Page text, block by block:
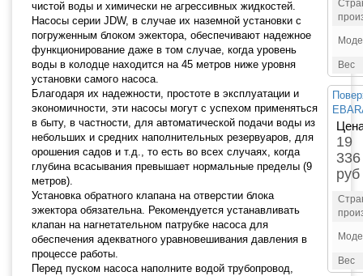
чистой воды и химически не агрессивных жидкостей.
Насосы серии JDW, в случае их наземной установки с
погруженным блоком эжектора, обеспечивают надежное
функционирование даже в том случае, когда уровень
воды в колодце находится на 45 метров ниже уровня
установки самого насоса.
Благодаря их надежности, простоте в эксплуатации и
экономичности, эти насосы могут с успехом применяться
в быту, в частности, для автоматической подачи воды из
небольших и средних наполнительных резервуаров, для
орошения садов и т.д., то есть во всех случаях, когда
глубина всасывания превышает нормальные пределы (9
метров).
Установка обратного клапана на отверстии блока
эжектора обязательна. Рекомендуется устанавливать
клапан на нагнетательном патрубке насоса для
обеспечения адекватного уравновешивания давления в
процессе работы.
Перед пуском насоса наполните водой трубопровод,
Вес
19
336
руб
Вес